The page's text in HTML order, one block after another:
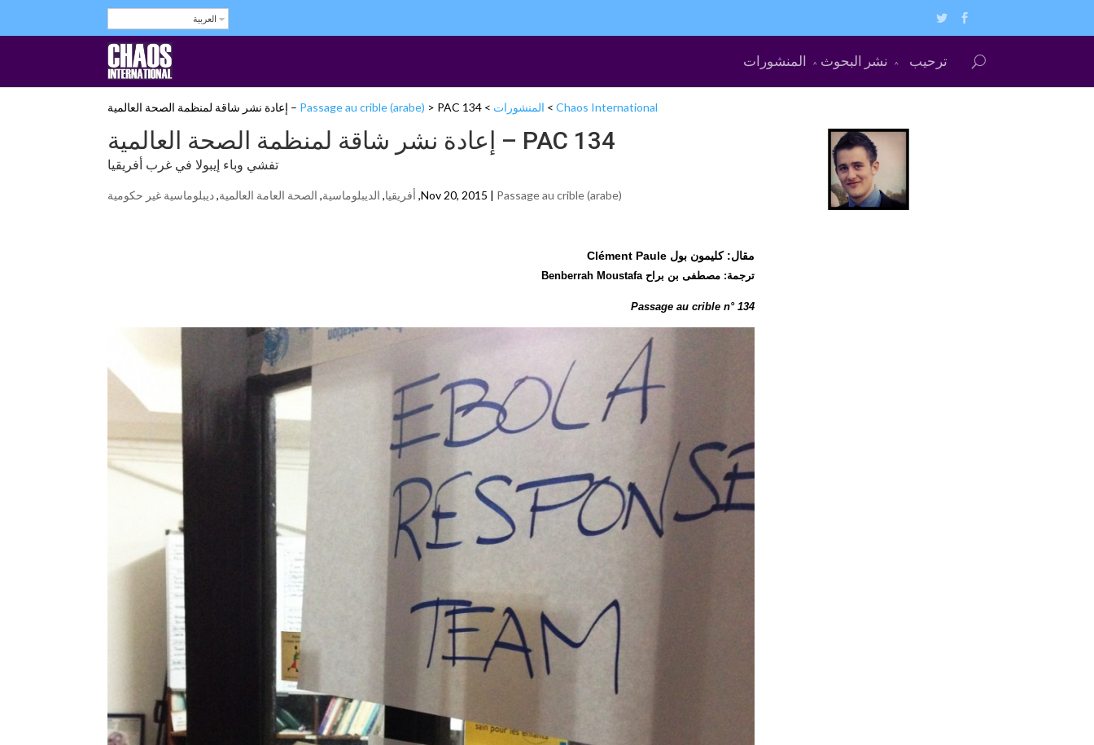
العربية
ترحيب نشر البحوث المنشورات
Chaos International
> المنشورات >
Passage au crible (arabe) > PAC 134 – إعادة نشر شاقة لمنظمة الصحة العالمية
PAC 134 – إعادة نشر شاقة لمنظمة الصحة العالمية
تفشي وباء إيبولا في غرب أفريقيا
Nov 20, 2015 | Passage au crible (arabe)
, أفريقيا, الديبلوماسية, الصحة العامة العالمية,ديبلوماسية غير حكومية
مقال: كليمون بول Clément Paule
ترجمة: مصطفى بن براح Benberrah Moustafa
Passage au crible n° 134